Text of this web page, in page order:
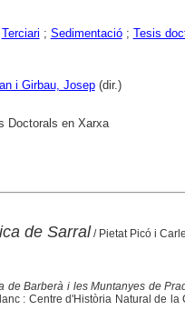
Terciari ; Sedimentació; Tesis
i Girbau, Josep(dir.)
Doctorals en Xarxa
de Sarral/ Pietat Picó i
de Barberà i les Muntanyes de
: Centre d'Història Natural de la